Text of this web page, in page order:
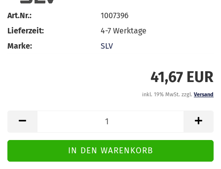
Art.Nr.:
1007396
Lieferzeit:
4-7 Werktage
Marke:
SLV
41,67 EUR
inkl. 19% MwSt. zzgl. Versand